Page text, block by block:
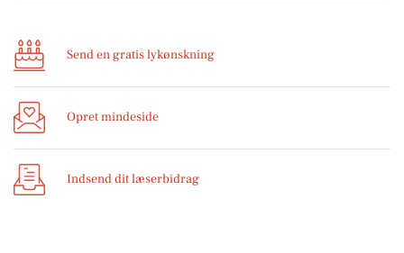
Send en gratis lykønskning
Opret mindeside
Indsend dit læserbidrag